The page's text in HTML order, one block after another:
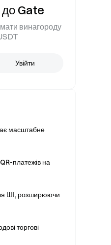
Gate
винагороду
Увійти
масштабне
платежів на
ШІ, розширюючи
торгові